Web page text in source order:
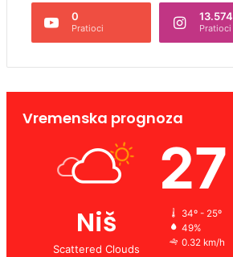
0
Pratioci
13.574
Pratioci
Vremenska prognoza
Niš
Scattered Clouds
27
34º - 25º
49%
0.32 km/h